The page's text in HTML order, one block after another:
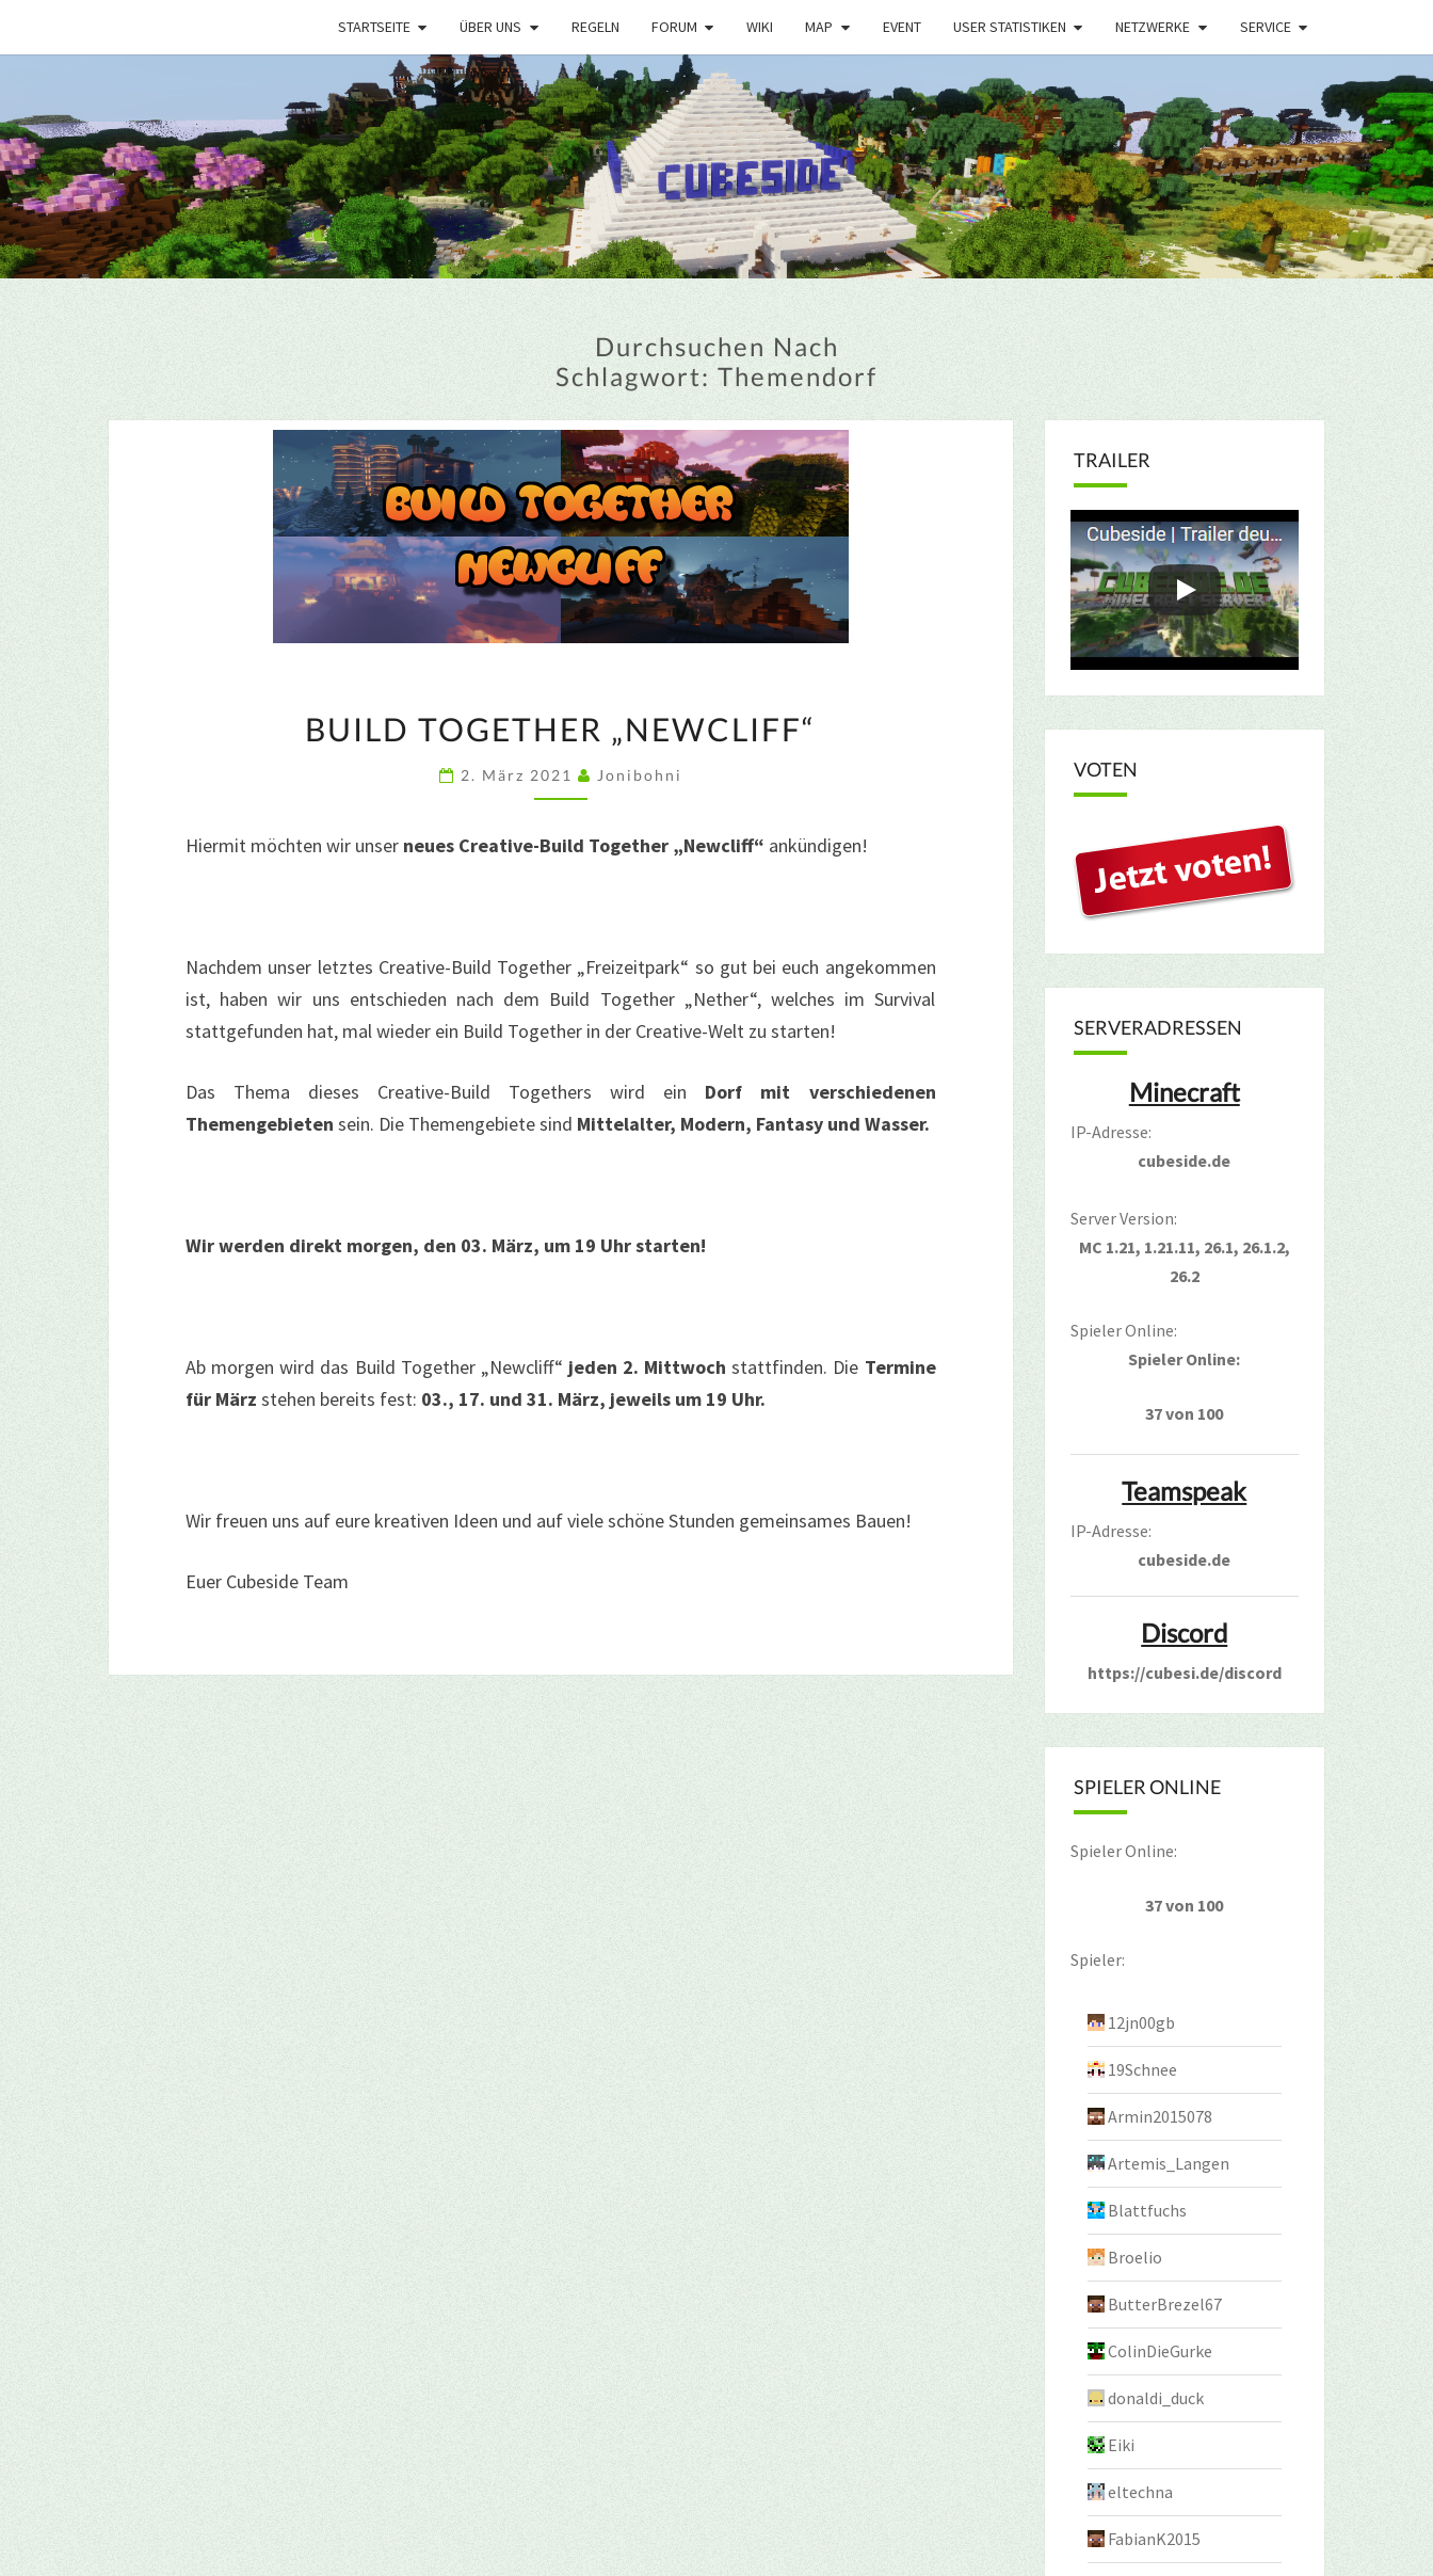
STARTSEITE ÜBER UNS REGELN FORUM WIKI MAP EVENT USER STATISTIKEN NETZWERKE SERVICE
Durchsuchen Nach
Schlagwort: Themendorf
TOGETHER
„NEWCLIFF“
BUILD TOGETHER „NEWCLIFF“
2. März 2021 Jonibohni
Hiermit möchten wir unser neues Creative-Build Together „Newcliff“ ankündigen!
Nachdem unser letztes Creative-Build Together „Freizeitpark“ so gut bei euch angekommen
ist, haben wir uns entschieden nach dem Build Together „Nether“, welches im Survival
stattgefunden hat, mal wieder ein Build Together in der Creative-Welt zu starten!
Das Thema dieses Creative-Build Togethers wird ein Dorf mit verschiedenen
Themengebieten sein. Die Themengebiete sind Mittelalter, Modern, Fantasy und Wasser.
Wir werden direkt morgen, den 03. März, um 19 Uhr starten!
Ab morgen wird das Build Together „Newcliff“ jeden 2. Mittwoch stattfinden. Die Termine
für März stehen bereits fest: 03., 17. und 31. März, jeweils um 19 Uhr.
Wir freuen uns auf eure kreativen Ideen und auf viele schöne Stunden gemeinsames Bauen!
Euer Cubeside Team
TRAILER
VOTEN
SERVERADRESSEN
Minecraft
IP-Adresse:
cubeside.de
Server Version:
MC 1.21, 1.21.11, 26.1, 26.1.2,
26.2
Spieler Online:
Spieler Online:
37 von 100
Teamspeak
IP-Adresse:
cubeside.de
Discord
https://cubesi.de/discord
SPIELER ONLINE
Spieler Online:
37 von 100
Spieler:
12jn00gb
19Schnee
Armin2015078
Artemis_Langen
Blattfuchs
Broelio
ButterBrezel67
ColinDieGurke
donaldi_duck
Eiki
eltechna
FabianK2015